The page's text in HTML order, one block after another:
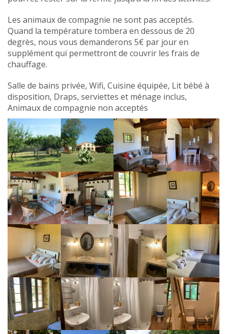
Les animaux de compagnie ne sont pas acceptés.
Quand la température tombera en dessous de 20
degrès, nous vous demanderons 5€ par jour en
supplément qui permettront de couvrir les frais de
chauffage.
Salle de bains privée, Wifi, Cuisine équipée, Lit bébé à
disposition, Draps, serviettes et ménage inclus,
Animaux de compagnie non acceptés